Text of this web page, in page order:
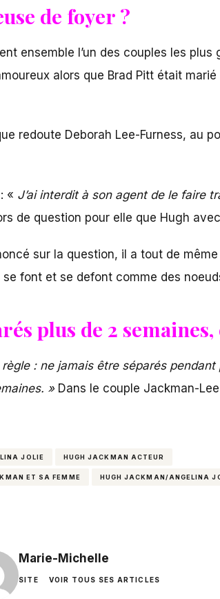
de foyer ?
ensemble l’un des couples les
alors que Brad Pitt était marié
redoute Deborah Lee-Furness, au
« J’ai interdit à son agent de le faire
de question pour elle que Hugh
sur la question, il a tout de
font et se defont comme des
plus de 2 semaines,
: ne jamais être séparés
»Dans le couple Jackman-
JOLIE HUGH JACKMAN ACTEUR
ET SA FEMME HUGH JACKMAN/ANGELINA
Marie-Michelle
SITE VOIR TOUS SES ARTICLES